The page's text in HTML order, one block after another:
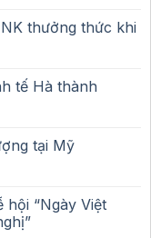
thưởng thức khi
tế Hà thành
tại Mỹ
hội “Ngày Việt